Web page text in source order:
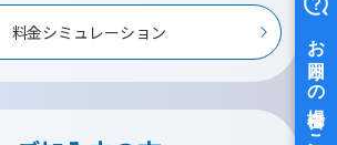
料金シミュレーション